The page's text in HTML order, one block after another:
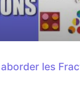
les